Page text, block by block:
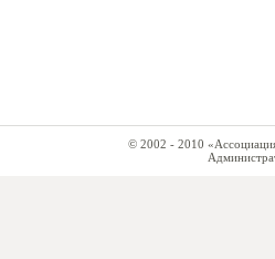
© 2002 - 2010 «Ассоциация